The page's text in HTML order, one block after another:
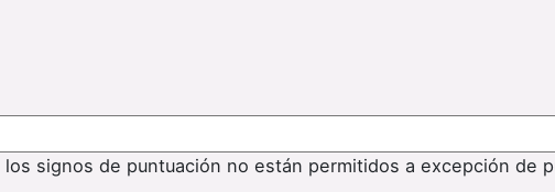
signos de puntuación no están permitidos a excepción de